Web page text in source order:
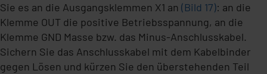
Sie es an die Ausgangsklemmen X1 an (Bild 17): an die
Klemme OUT die positive Betriebsspannung, an die
Klemme GND Masse bzw. das Minus-Anschlusskabel.
Sichern Sie das Anschlusskabel mit dem Kabelbinder
gegen Lösen und kürzen Sie den überstehenden Teil